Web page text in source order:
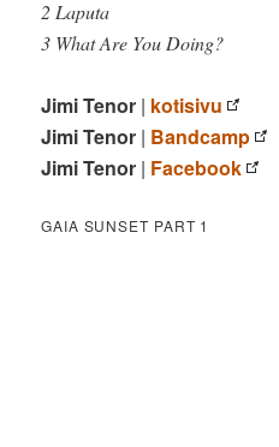
2 Laputa
3 What Are You Doing?
Jimi Tenor | kotisivu
Jimi Tenor | Bandcamp
Jimi Tenor | Facebook
GAIA SUNSET PART 1